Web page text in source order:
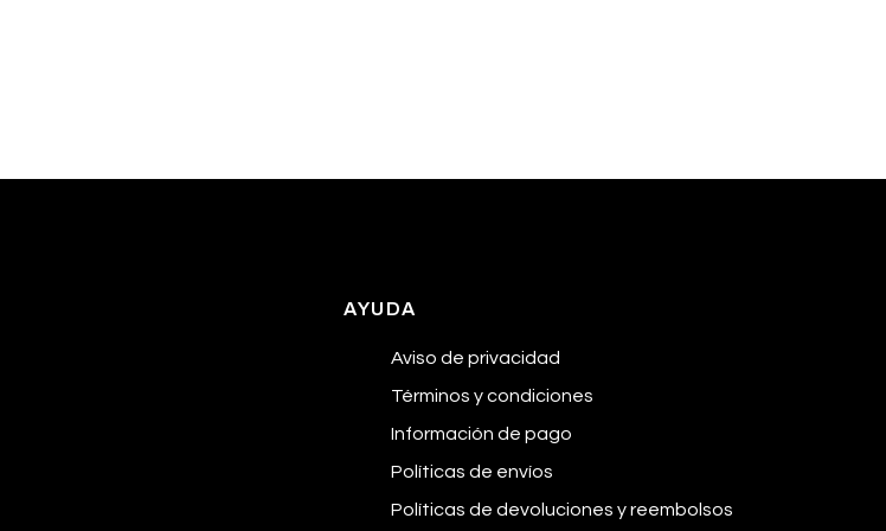
AYUDA
Aviso de privacidad
Términos y condiciones
Información de pago
Políticas de envíos
Políticas de devoluciones y reembolsos